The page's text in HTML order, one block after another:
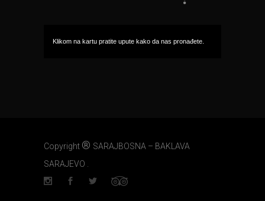
Klikom na kartu pratite upute kako da nas pronađete.
Copyright ® SARAJBOSNA – BAKLAVA
SARAJEVO .